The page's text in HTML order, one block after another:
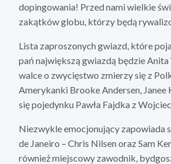
dopingowania! Przed nami wielkie
zakątków globu, którzy będą
Lista zaproszonych gwiazd, które
pań największą gwiazdą będzie
walce o zwycięstwo zmierzy się z
Amerykanki Brooke Andersen, Janee
się pojedynku Pawła Fajdka z
Niezwykle emocjonujący zapowiada
de Janeiro – Chris Nilsen oraz Sam
również miejscowy zawodnik,